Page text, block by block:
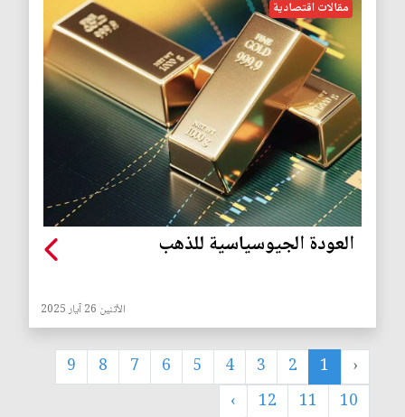
مقالات اقتصادية
العودة الجيوسياسية للذهب
الأثنين 26 آيار 2025
‹
1
2
3
4
5
6
7
8
9
10
11
12
›